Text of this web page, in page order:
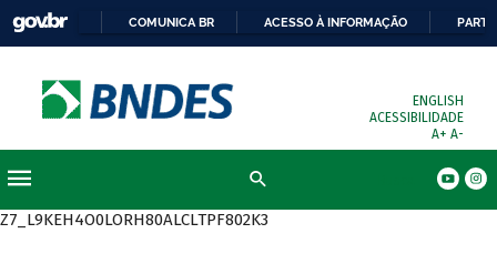
COMUNICA BR ACESSO À INFORMAÇÃO
ENGLISH
ACESSIBILIDADE
A+ A-
Z7_L9KEH4O0LORH80ALCLTPF802K3